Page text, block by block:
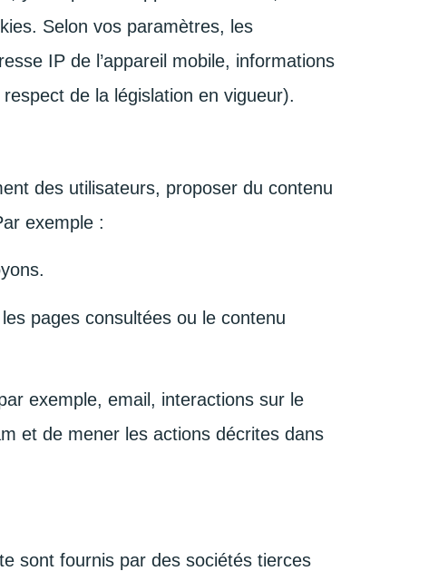
Selon vos paramètres, les
IP de l’appareil mobile, informations
de la législation en vigueur).
des utilisateurs, proposer du contenu
exemple :
pages consultées ou le contenu
exemple, email, interactions sur le
et de mener les actions décrites dans
sont fournis par des sociétés tierces